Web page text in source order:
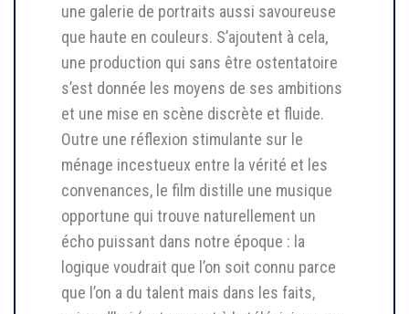
une galerie de portraits aussi savoureuse
que haute en couleurs. S’ajoutent à cela,
une production qui sans être ostentatoire
s’est donnée les moyens de ses ambitions
et une mise en scène discrète et fluide.
Outre une réflexion stimulante sur le
ménage incestueux entre la vérité et les
convenances, le film distille une musique
opportune qui trouve naturellement un
écho puissant dans notre époque : la
logique voudrait que l’on soit connu parce
que l’on a du talent mais dans les faits,